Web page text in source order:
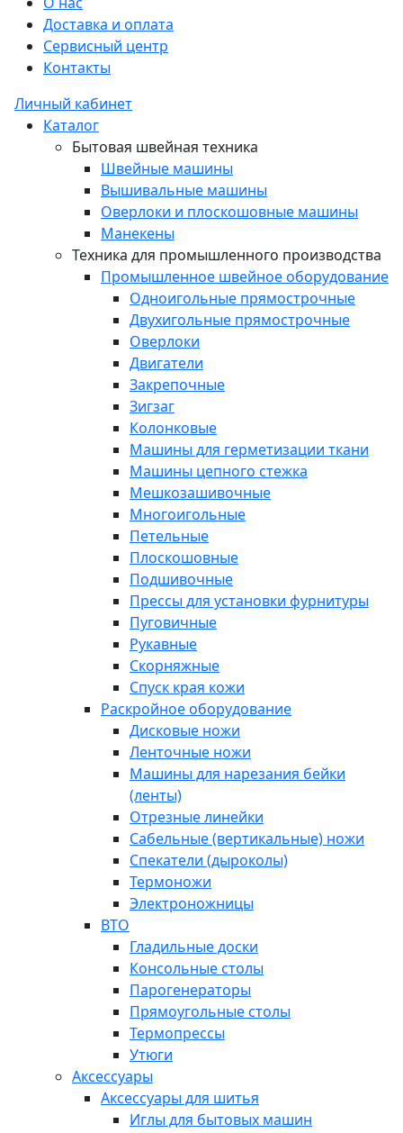
Доставка и оплата
Сервисный центр
Контакты
Личный кабинет
Каталог
Бытовая швейная техника
Швейные машины
Вышивальные машины
Оверлоки и плоскошовные машины
Манекены
Техника для промышленного производства
Промышленное швейное оборудование
Одноигольные прямострочные
Двухигольные прямострочные
Оверлоки
Двигатели
Закрепочные
Зигзаг
Колонковые
Машины для герметизации ткани
Машины цепного стежка
Мешкозашивочные
Многоигольные
Петельные
Плоскошовные
Подшивочные
Прессы для установки фурнитуры
Пуговичные
Рукавные
Скорняжные
Спуск края кожи
Раскройное оборудование
Дисковые ножи
Ленточные ножи
Машины для нарезания бейки
(ленты)
Отрезные линейки
Сабельные (вертикальные) ножи
Спекатели (дыроколы)
Термоножи
Электроножницы
ВТО
Гладильные доски
Консольные столы
Парогенераторы
Прямоугольные столы
Термопрессы
Утюги
Аксессуары
Аксессуары для шитья
Иглы для бытовых машин